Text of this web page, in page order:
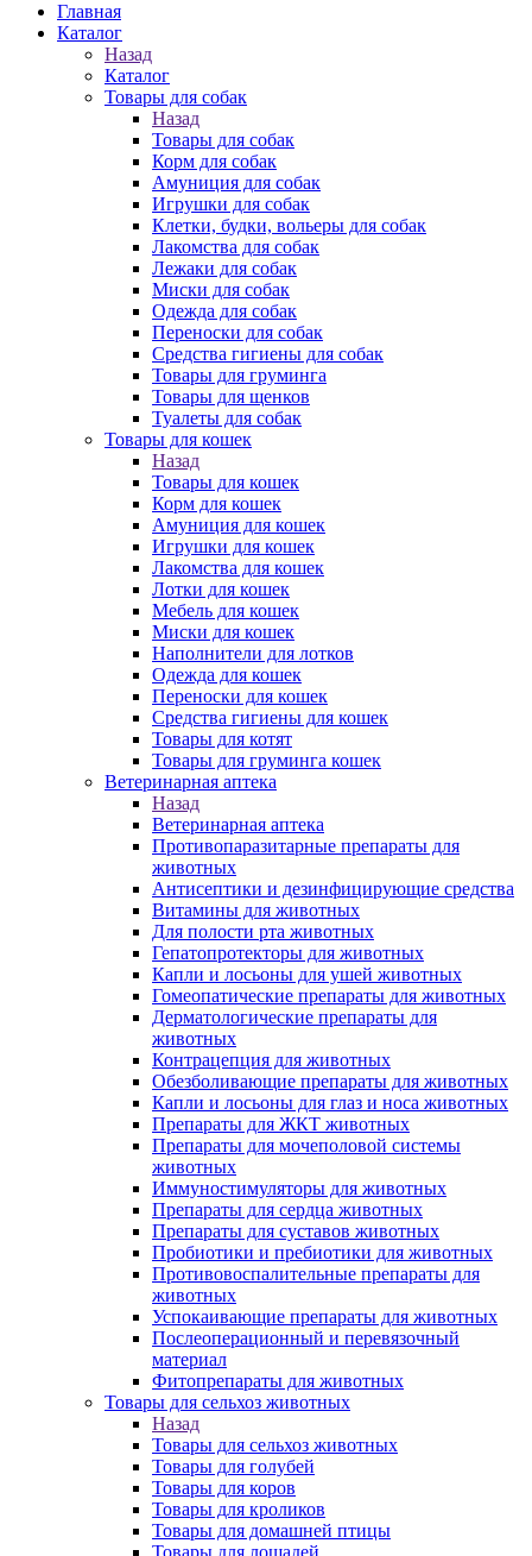
Главная
Каталог
Назад
Каталог
Товары для собак
Назад
Товары для собак
Корм для собак
Амуниция для собак
Игрушки для собак
Клетки, будки, вольеры для собак
Лакомства для собак
Лежаки для собак
Миски для собак
Одежда для собак
Переноски для собак
Средства гигиены для собак
Товары для груминга
Товары для щенков
Туалеты для собак
Товары для кошек
Назад
Товары для кошек
Корм для кошек
Амуниция для кошек
Игрушки для кошек
Лакомства для кошек
Лотки для кошек
Мебель для кошек
Миски для кошек
Наполнители для лотков
Одежда для кошек
Переноски для кошек
Средства гигиены для кошек
Товары для котят
Товары для груминга кошек
Ветеринарная аптека
Назад
Ветеринарная аптека
Противопаразитарные препараты для
животных
Антисептики и дезинфицирующие средства
Витамины для животных
Для полости рта животных
Гепатопротекторы для животных
Капли и лосьоны для ушей животных
Гомеопатические препараты для животных
Дерматологические препараты для
животных
Контрацепция для животных
Обезболивающие препараты для животных
Капли и лосьоны для глаз и носа животных
Препараты для ЖКТ животных
Препараты для мочеполовой системы
животных
Иммуностимуляторы для животных
Препараты для сердца животных
Препараты для суставов животных
Пробиотики и пребиотики для животных
Противовоспалительные препараты для
животных
Успокаивающие препараты для животных
Послеоперационный и перевязочный
материал
Фитопрепараты для животных
Товары для сельхоз животных
Назад
Товары для сельхоз животных
Товары для голубей
Товары для коров
Товары для кроликов
Товары для домашней птицы
Товары для лошадей